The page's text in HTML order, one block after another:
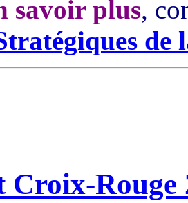
savoir plus,
de
Rouge